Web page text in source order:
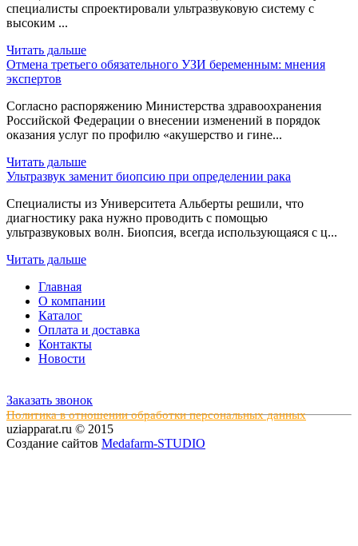
специалисты спроектировали ультразвуковую систему с
высоким ...
Читать дальше
Отмена третьего обязательного УЗИ беременным: мнения
экспертов
Согласно распоряжению Министерства здравоохранения
Российской Федерации о внесении изменений в порядок
оказания услуг по профилю «акушерство и гине...
Читать дальше
Ультразвук заменит биопсию при определении рака
Специалисты из Университета Альберты решили, что
диагностику рака нужно проводить с помощью
ультразвуковых волн. Биопсия, всегда использующаяся с ц...
Читать дальше
Главная
О компании
Каталог
Оплата и доставка
Контакты
Новости
Заказать звонок
Политика в отношении обработки персональных данных
uziapparat.ru © 2015
Создание сайтов Medafarm-STUDIO